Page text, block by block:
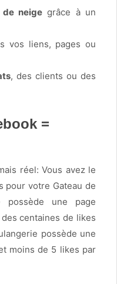
neige grâce à un
vos liens, pages ou
, des clients ou des
=
réel: Vous avez le
pour votre Gateau de
possède une page
centaines de likes
possède une
moins de 5 likes par